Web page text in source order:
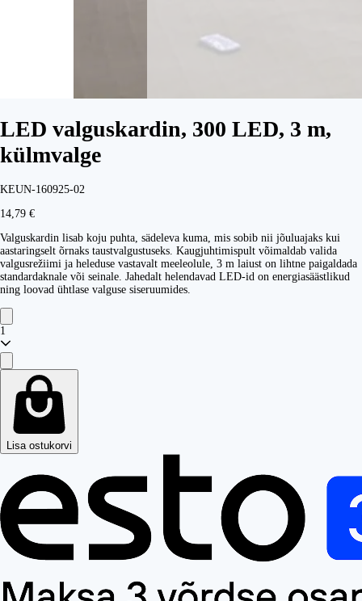
LED valguskardin, 300 LED, 3 m,
külmvalge
KEUN-160925-02
14,79 €
Valguskardin lisab koju puhta, sädeleva kuma, mis sobib nii jõuluajaks kui
aastaringselt õrnaks taustvalgustuseks. Kaugjuhtimispult võimaldab valida
valgusrežiimi ja heleduse vastavalt meeleolule, 3 m laiust on lihtne paigaldada
standardaknale või seinale. Jahedalt helendavad LED-id on energiasäästlikud
ning loovad ühtlase valguse siseruumides.
1
Lisa ostukorvi